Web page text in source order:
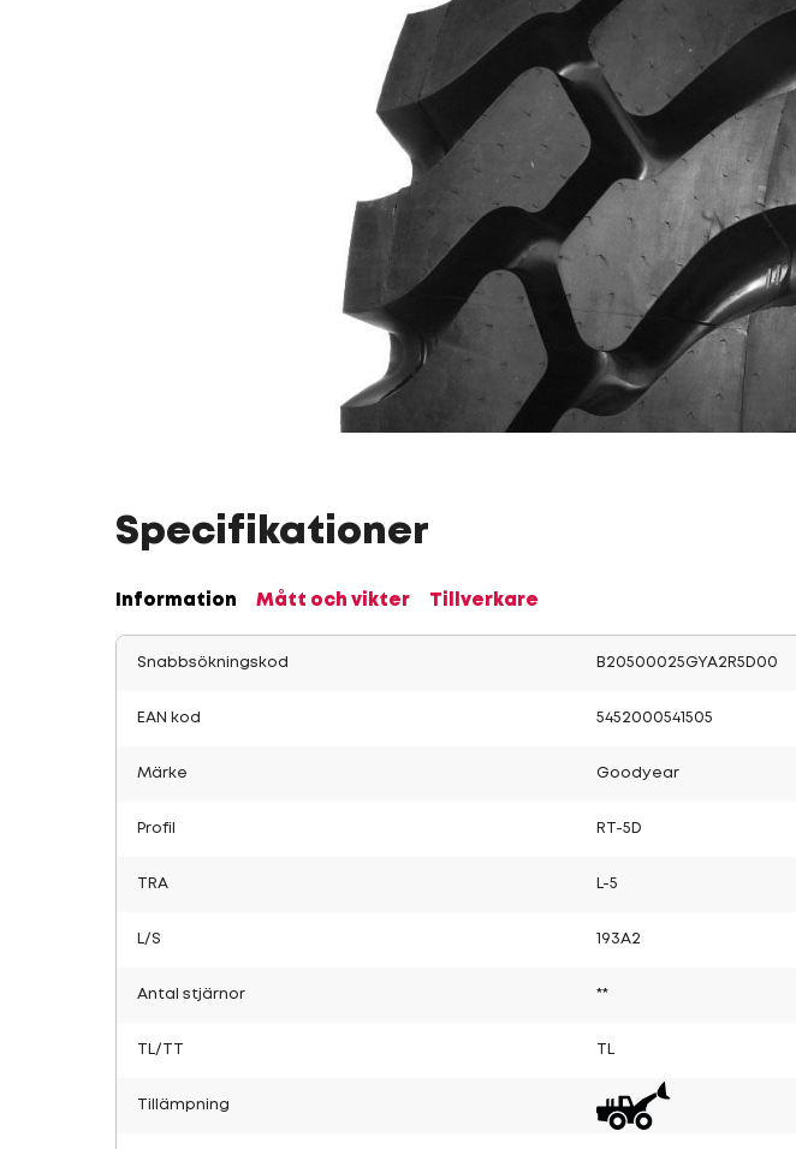
Specifikationer
Information Mått och vikter Tillverkare
Snabbsökningskod B20500025GYA2R5D00
EAN kod 5452000541505
Märke Goodyear
Profil RT-5D
TRA L-5
L/S 193A2
Antal stjärnor **
TL/TT
Tillämpning